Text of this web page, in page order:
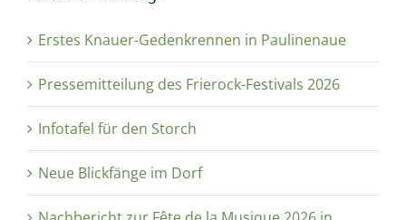
Erstes Knauer-Gedenkrennen in Paulinenaue
Pressemitteilung des Frierock-Festivals 2026
Infotafel für den Storch
Neue Blickfänge im Dorf